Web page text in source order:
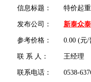
信息标题： 特价起
发布公司： 新泰众
参考价格： 0.00 (元/
联 系 人： 王经理
联系电话： 0538-